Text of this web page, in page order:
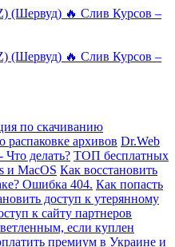
по скачиванию
распаковке архивов Dr.Web
Что делать? ТОП бесплатных
и MacOS Как восстановить
Ошибка 404. Как попасть
доступ к утерянному
к сайту партнеров
если куплен
премиум в Украине и